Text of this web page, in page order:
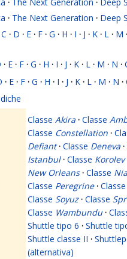
· The Next Generation · Deep
· The Next Generation · Deep
C · D · E · F · G · H · I · J · K · L · M ·
· E · F · G · H · I · J · K · L · M · N ·
· E · F · G · H · I · J · K · L · M · N ·
Classe Akira · Classe
Classe Constellation ·
Defiant · Classe Deneva ·
Istanbul · Classe Korolev
New Orleans · Classe
Classe Peregrine · Classe
Classe Soyuz · Classe
Classe Wambundu ·
Shuttle tipo 6 · Shuttle
Shuttle classe II ·
(alternativa)